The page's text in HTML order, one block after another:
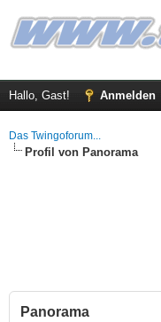
Hallo, Gast! Anmelden
Das Twingoforum...
Profil von Panorama
Panorama